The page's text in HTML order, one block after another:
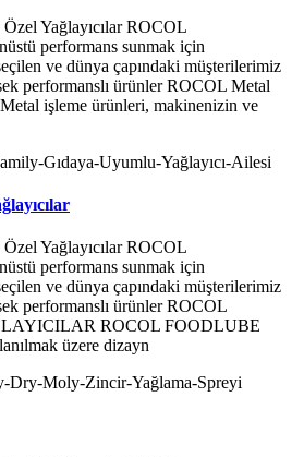
Yağlayıcılar ROCOL
performans sunmak için
ve dünya çapındaki müşterilerimiz
performanslı ürünler ROCOL Metal
işleme ürünleri, makinenizin ve
Yağlayıcılar ROCOL
performans sunmak için
ve dünya çapındaki müşterilerimiz
performanslı ürünler ROCOL
ROCOL FOODLUBE
üzere dizayn